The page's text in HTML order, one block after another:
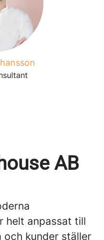
AB
helt anpassat till
och kunder ställer